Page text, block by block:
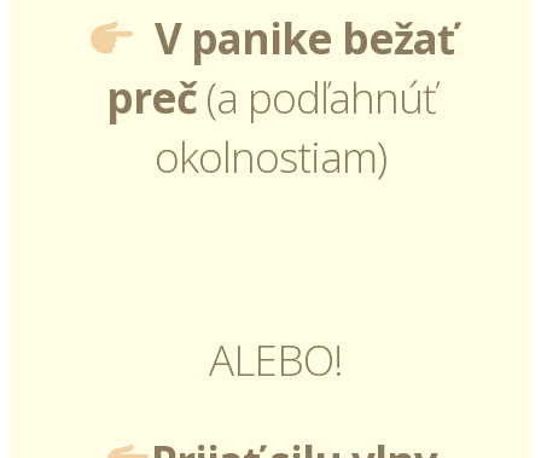
V panike bežať
preč(a podľahnúť
okolnostiam)
ALEBO!